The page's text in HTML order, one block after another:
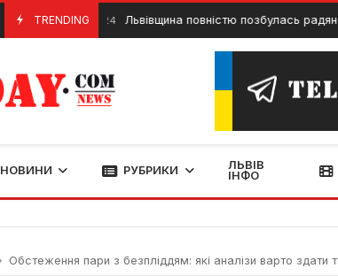
TRENDING
30 Січня, 2024 Львівщина повністю позбулась радянських
НОВИНИ РУБРИКИ
ЛЬВІВ
ІНФО
Обстеження пари з безпліддям: які аналізи варто здати